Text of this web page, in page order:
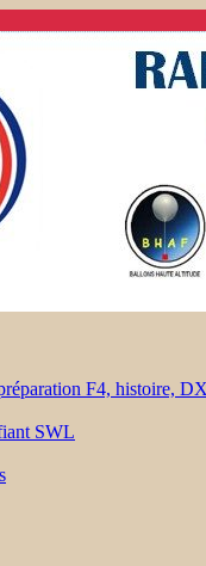
F4, histoire,
SWL